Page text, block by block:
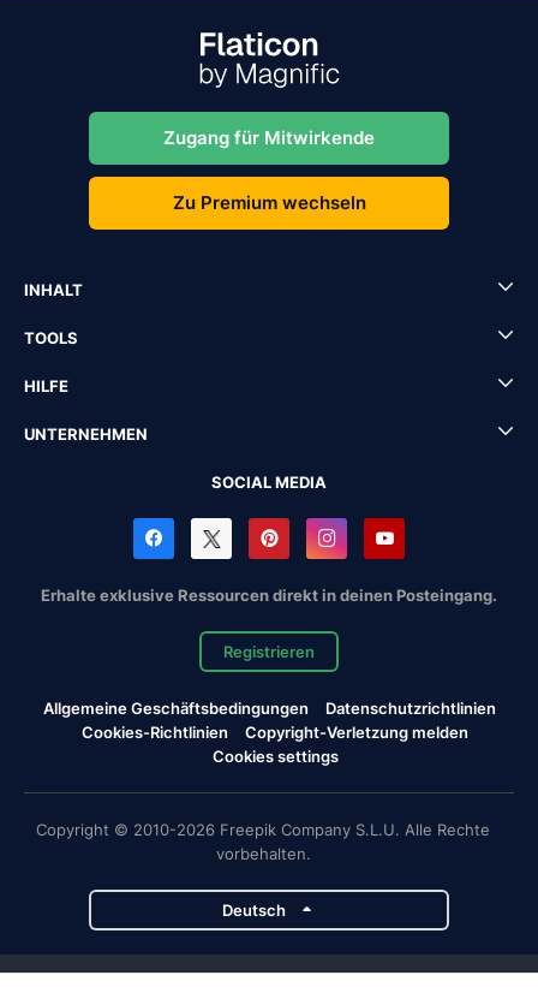
Zugang für Mitwirkende
Zu Premium wechseln
INHALT
TOOLS
HILFE
UNTERNEHMEN
SOCIAL MEDIA
Erhalte exklusive Ressourcen direkt in deinen Posteingang.
Registrieren
Allgemeine Geschäftsbedingungen
Datenschutzrichtlinien
Cookies-Richtlinien
Copyright-Verletzung melden
Cookies settings
Copyright © 2010-2026 Freepik Company S.L.U. Alle Rechte
vorbehalten.
Deutsch